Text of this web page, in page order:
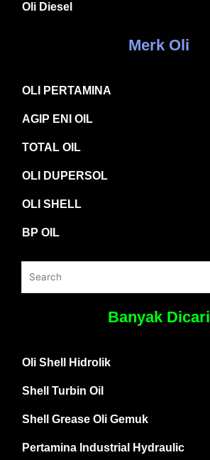
Oli Diesel
Merk Oli
OLI PERTAMINA
AGIP ENI OIL
TOTAL OIL
OLI DUPERSOL
OLI SHELL
BP OIL
Banyak Dicari
Oli Shell Hidrolik
Shell Turbin Oil
Shell Grease Oli Gemuk
Pertamina Industrial Hydraulic